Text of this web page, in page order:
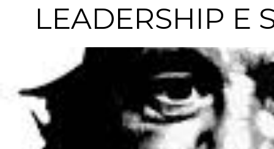
LEADERSHIP E